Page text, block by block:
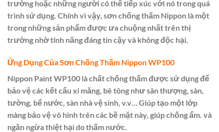
trường hoặc những người có thể tiếp xúc với nó trong quá
trình sử dụng. Chính vì vậy, sơn chống thấm Nippon là một
trong những sản phẩm được ưa chuộng nhất trên thị
trường nhờ tính năng đáng tin cậy và không độc hại.
Ứng Dụng Của Sơn Chống Thấm Nippon WP100
Nippon Paint WP100 là chất chống thấm được sử dụng để
bảo vệ các kết cấu xi măng, bê tông như sân thượng, sàn,
tường, bể nước, sàn nhà vệ sinh, v.v… Giúp tạo một lớp
màng bảo vệ vô hình trên các bề mặt này, giúp chống ẩm. và
ngăn ngừa thiệt hại do thấm nước.